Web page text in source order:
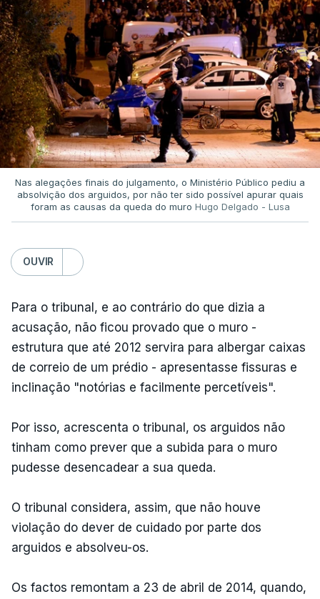
Nas alegações finais do julgamento, o Ministério Público pediu a
absolvição dos arguidos, por não ter sido possível apurar quais
foram as causas da queda do muro Hugo Delgado - Lusa
OUVIR
Para o tribunal, e ao contrário do que dizia a
acusação, não ficou provado que o muro -
estrutura que até 2012 servira para albergar caixas
de correio de um prédio - apresentasse fissuras e
inclinação "notórias e facilmente percetíveis".
Por isso, acrescenta o tribunal, os arguidos não
tinham como prever que a subida para o muro
pudesse desencadear a sua queda.
O tribunal considera, assim, que não houve
violação do dever de cuidado por parte dos
arguidos e absolveu-os.
Os factos remontam a 23 de abril de 2014, quando,